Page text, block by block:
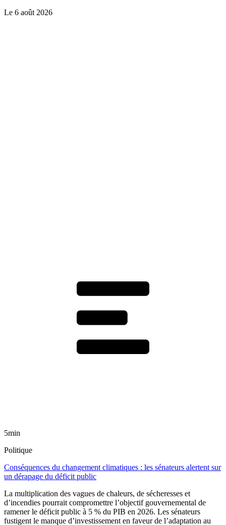
Le 6 août 2026
5min
Politique
Conséquences du changement climatiques : les sénateurs alertent sur
un dérapage du déficit public
La multiplication des vagues de chaleurs, de sécheresses et
d’incendies pourrait compromettre l’objectif gouvernemental de
ramener le déficit public à 5 % du PIB en 2026. Les sénateurs
fustigent le manque d’investissement en faveur de l’adaptation au